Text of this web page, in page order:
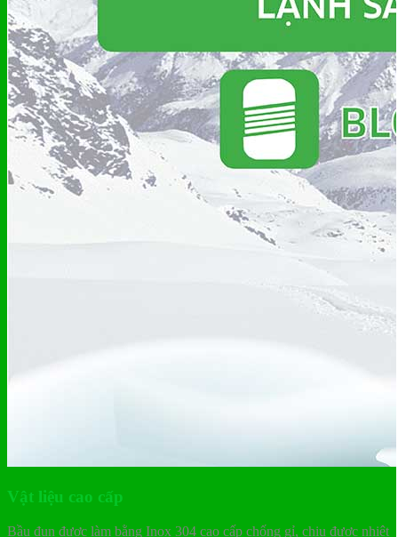
Vật liệu cao cấp
Bầu đun được làm bằng Inox 304 cao cấp chống gỉ, chịu được nhiệt